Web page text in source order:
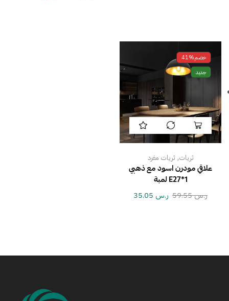
خصم41%
جديد
ثريات, ثريات مفرد
علاقي مودرن اسود مع ذهبي
E27*1 لمبة
ر.س59.55 ر.س